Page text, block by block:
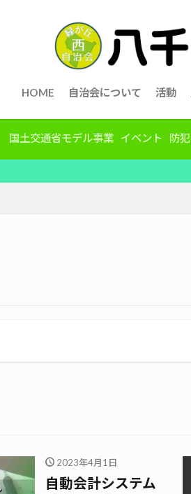
HOME 自治会について 活動
国土交通省モデル事業 イベント 防犯
2023年4月1日
自動会計システム